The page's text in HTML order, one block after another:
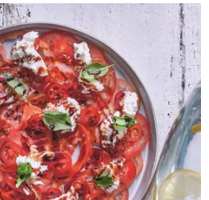
ARTIKEL